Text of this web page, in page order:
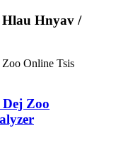
Hnyav /
Zoo